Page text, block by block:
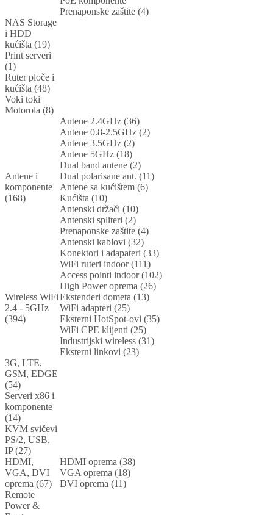
Prenaponske zaštite (4)
NAS Storage
i HDD
kućišta (19)
Print serveri
(1)
Ruter ploče i
kućišta (48)
Voki toki
Motorola (8)
Antene i
komponente
(168)
Antene 2.4GHz (36)
Antene 0.8-2.5GHz (2)
Antene 3.5GHz (2)
Antene 5GHz (18)
Dual band antene (2)
Dual polarisane ant. (11)
Antene sa kućištem (6)
Kućišta (10)
Antenski držači (10)
Antenski spliteri (2)
Prenaponske zaštite (4)
Antenski kablovi (32)
Konektori i adapateri (33)
Wireless WiFi
2.4 - 5GHz
(394)
WiFi ruteri indoor (111)
Access pointi indoor (102)
High Power oprema (26)
Ekstenderi dometa (13)
WiFi adapteri (25)
Eksterni HotSpot-ovi (35)
WiFi CPE klijenti (25)
Industrijski wireless (31)
Eksterni linkovi (23)
3G, LTE,
GSM, EDGE
(54)
Serveri x86 i
komponente
(14)
KVM svičevi
PS/2, USB,
IP (27)
HDMI,
VGA, DVI
oprema (67)
HDMI oprema (38)
VGA oprema (18)
DVI oprema (11)
Remote
Power &